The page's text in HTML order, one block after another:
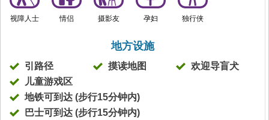
视障人士 情侣 摄影友 孕妇 独行侠
地方设施
引路径 摸读地图
欢迎导盲犬
儿童游戏区
地铁可到达 (步行15分钟内)
巴士可到达 (步行15分钟内)